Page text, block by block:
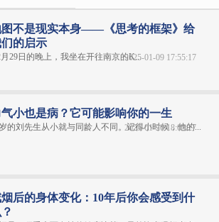
图不是现实本身——《思考的框架》给
的启示
月29日的晚上，我坐在开往南京的K...2025-01-09 17:55:17
气小也是病？它可能影响你的一生
的刘先生从小就与同龄人不同。记得小时候，他的...
2025-01-20 18:03:27
后的身体变化：10年后你会感受到什